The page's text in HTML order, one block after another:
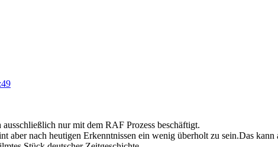
ausschließlich nur mit dem RAF Prozess beschäftigt.
aber nach heutigen Erkenntnissen ein wenig überholt zu sein.Das